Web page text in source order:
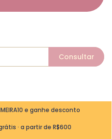
e ganhe desconto
· a partir de R$600